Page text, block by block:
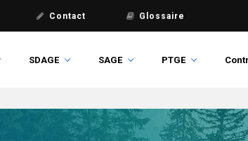
Contact Glossaire
SDAGE SAGE PTGE